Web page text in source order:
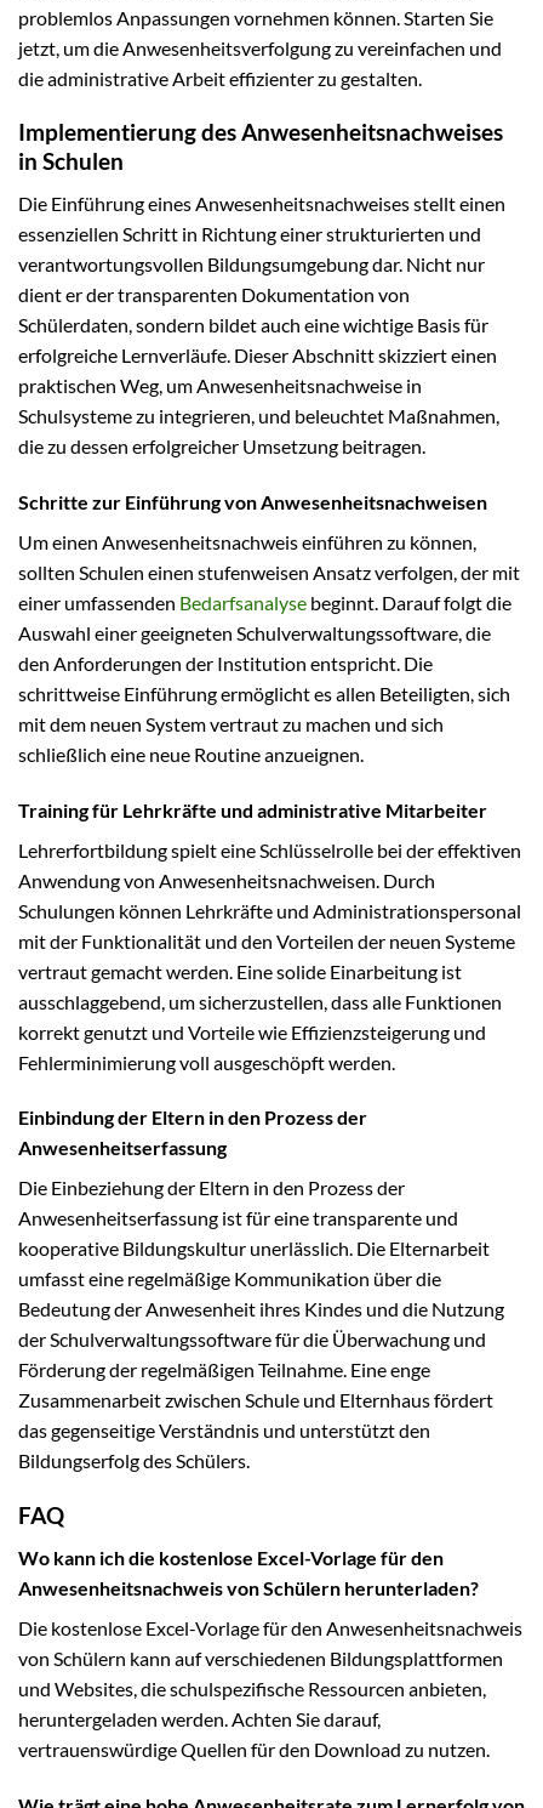
problemlos Anpassungen vornehmen können. Starten Sie
jetzt, um die Anwesenheitsverfolgung zu vereinfachen und
die administrative Arbeit effizienter zu gestalten.
Implementierung des Anwesenheitsnachweises
in Schulen
Die Einführung eines Anwesenheitsnachweises stellt einen
essenziellen Schritt in Richtung einer strukturierten und
verantwortungsvollen Bildungsumgebung dar. Nicht nur
dient er der transparenten Dokumentation von
Schülerdaten, sondern bildet auch eine wichtige Basis für
erfolgreiche Lernverläufe. Dieser Abschnitt skizziert einen
praktischen Weg, um Anwesenheitsnachweise in
Schulsysteme zu integrieren, und beleuchtet Maßnahmen,
die zu dessen erfolgreicher Umsetzung beitragen.
Schritte zur Einführung von Anwesenheitsnachweisen
Um einen Anwesenheitsnachweis einführen zu können,
sollten Schulen einen stufenweisen Ansatz verfolgen, der mit
einer umfassenden Bedarfsanalyse beginnt. Darauf folgt die
Auswahl einer geeigneten Schulverwaltungssoftware, die
den Anforderungen der Institution entspricht. Die
schrittweise Einführung ermöglicht es allen Beteiligten, sich
mit dem neuen System vertraut zu machen und sich
schließlich eine neue Routine anzueignen.
Training für Lehrkräfte und administrative Mitarbeiter
Lehrerfortbildung spielt eine Schlüsselrolle bei der effektiven
Anwendung von Anwesenheitsnachweisen. Durch
Schulungen können Lehrkräfte und Administrationspersonal
mit der Funktionalität und den Vorteilen der neuen Systeme
vertraut gemacht werden. Eine solide Einarbeitung ist
ausschlaggebend, um sicherzustellen, dass alle Funktionen
korrekt genutzt und Vorteile wie Effizienzsteigerung und
Fehlerminimierung voll ausgeschöpft werden.
Einbindung der Eltern in den Prozess der
Anwesenheitserfassung
Die Einbeziehung der Eltern in den Prozess der
Anwesenheitserfassung ist für eine transparente und
kooperative Bildungskultur unerlässlich. Die Elternarbeit
umfasst eine regelmäßige Kommunikation über die
Bedeutung der Anwesenheit ihres Kindes und die Nutzung
der Schulverwaltungssoftware für die Überwachung und
Förderung der regelmäßigen Teilnahme. Eine enge
Zusammenarbeit zwischen Schule und Elternhaus fördert
das gegenseitige Verständnis und unterstützt den
Bildungserfolg des Schülers.
FAQ
Wo kann ich die kostenlose Excel-Vorlage für den
Anwesenheitsnachweis von Schülern herunterladen?
Die kostenlose Excel-Vorlage für den Anwesenheitsnachweis
von Schülern kann auf verschiedenen Bildungsplattformen
und Websites, die schulspezifische Ressourcen anbieten,
heruntergeladen werden. Achten Sie darauf,
vertrauenswürdige Quellen für den Download zu nutzen.